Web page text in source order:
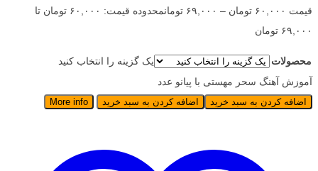
قیمت ۶۰,۰۰۰ تومان – ۶۹,۰۰۰ تومان
محدوده قیمت: ۶۰,۰۰۰ تومان تا
۶۹,۰۰۰ تومان
محصولات
یک گزینه را انتخاب کنید
آموزش آهنگ سحر مهستی با پیانو عدد
اضافه کردن به سبد خرید اضافه کردن به سبد خرید More info